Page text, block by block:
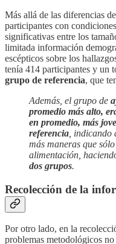
Más allá de las diferencias
participantes con
significativas entre los
limitada información
escépticos sobre los
tenía 414 participantes y un
grupo de referencia, que
Además, el grupo de
promedio más alto,
en promedio, más
referencia ,
más maneras que
alimentación,
dos grupos.
Recolección de la
Por otro lado, en la
problemas metodológicos no